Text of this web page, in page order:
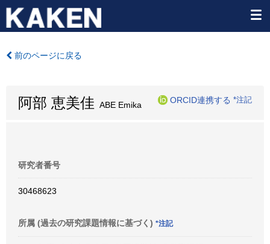
前のページに戻る
阿部 恵美佳 ABE Emika
ORCID連携する *注記
研究者番号
30468623
所属 (過去の研究課題情報に基づく) *注記